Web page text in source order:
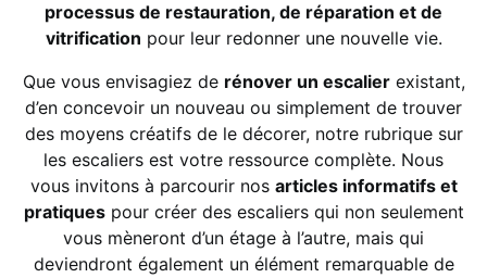
processus de restauration, de réparation et de
vitrification pour leur redonner une nouvelle vie.
Que vous envisagiez de rénover un escalierexistant,
d’en concevoir un nouveau ou simplement de trouver
des moyens créatifs de le décorer, notre rubrique sur
les escaliers est votre ressource complète. Nous
vous invitons à parcourir nos articles informatifs et
pratiquespour créer des escaliers qui non seulement
vous mèneront d’un étage à l’autre, mais qui
deviendront également un élément remarquable de